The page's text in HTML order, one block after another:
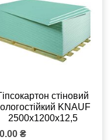
стіновий
KNAUF
2500х1200х12,5
₴